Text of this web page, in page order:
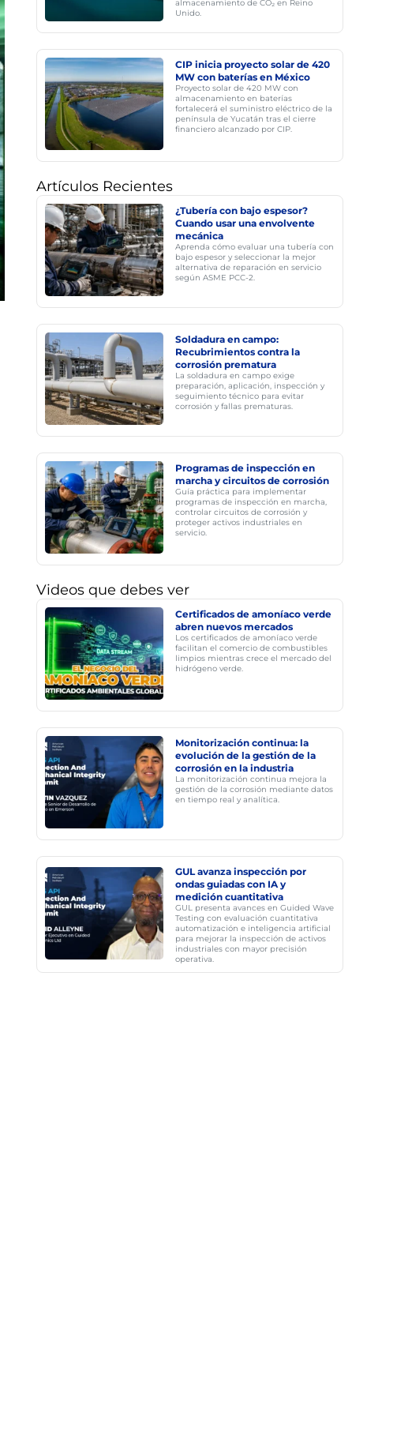
almacenamiento de CO₂ en Reino
Unido.
CIP inicia proyecto solar de 420
MW con baterías en México
Proyecto solar de 420 MW con
almacenamiento en baterías
fortalecerá el suministro eléctrico de la
península de Yucatán tras el cierre
financiero alcanzado por CIP.
Artículos Recientes
¿Tubería con bajo espesor?
Cuando usar una envolvente
mecánica
Aprenda cómo evaluar una tubería con
bajo espesor y seleccionar la mejor
alternativa de reparación en servicio
según ASME PCC-2.
Soldadura en campo:
Recubrimientos contra la
corrosión prematura
La soldadura en campo exige
preparación, aplicación, inspección y
seguimiento técnico para evitar
corrosión y fallas prematuras.
Programas de inspección en
marcha y circuitos de corrosión
Guía práctica para implementar
programas de inspección en marcha,
controlar circuitos de corrosión y
proteger activos industriales en
servicio.
Videos que debes ver
Certificados de amoníaco verde
abren nuevos mercados
Los certificados de amoníaco verde
facilitan el comercio de combustibles
limpios mientras crece el mercado del
hidrógeno verde.
Monitorización continua: la
evolución de la gestión de la
corrosión en la industria
La monitorización continua mejora la
gestión de la corrosión mediante datos
en tiempo real y analítica.
GUL avanza inspección por
ondas guiadas con IA y
medición cuantitativa
GUL presenta avances en Guided Wave
Testing con evaluación cuantitativa
automatización e inteligencia artificial
para mejorar la inspección de activos
industriales con mayor precisión
operativa.